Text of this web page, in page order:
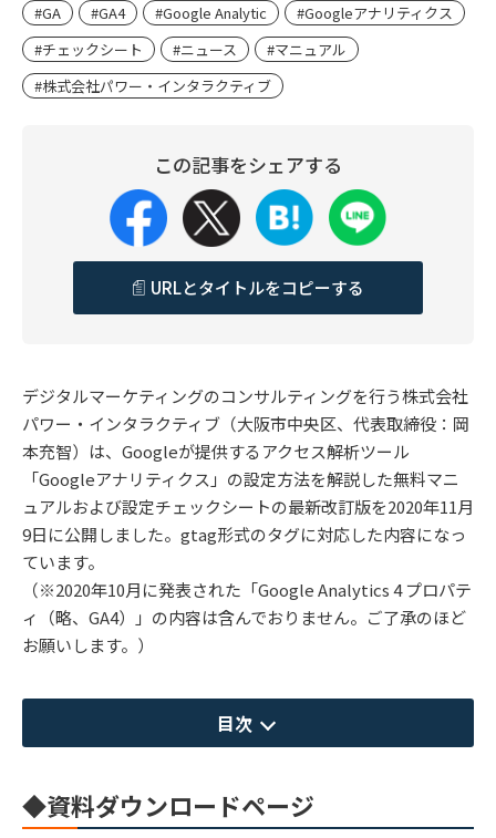
#GA #GA4 #Google Analytic
#Googleアナリティクス
#チェックシート
#ニュース
#マニュアル
#株式会社パワー・インタラクティブ
この記事をシェアする
URLとタイトルをコピーする
デジタルマーケティングのコンサルティングを行う株式会社
パワー・インタラクティブ（大阪市中央区、代表取締役：岡
本充智）は、Googleが提供するアクセス解析ツール
「Googleアナリティクス」の設定方法を解説した無料マニ
ュアルおよび設定チェックシートの最新改訂版を2020年11月
9日に公開しました。gtag形式のタグに対応した内容になっ
ています。
（※2020年10月に発表された「Google Analytics 4 プロパテ
ィ（略、GA4）」の内容は含んでおりません。ご了承のほど
お願いします。）
目次
◆資料ダウンロードページ